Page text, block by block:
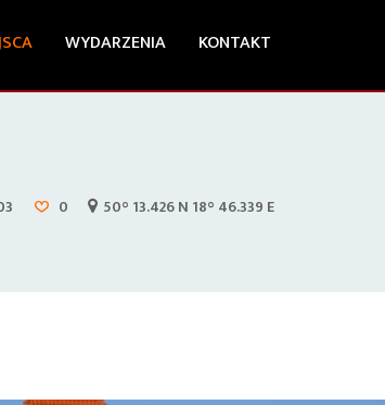
WYDARZENIA KONTAKT
0 50° 13.426 N 18° 46.339 E